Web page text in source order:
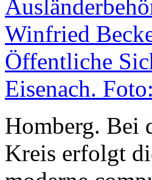
Homberg. Bei
Kreis erfolgt